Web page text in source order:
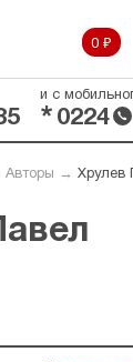
0 ₽
и с
* 0224
Авторы → Хрулев